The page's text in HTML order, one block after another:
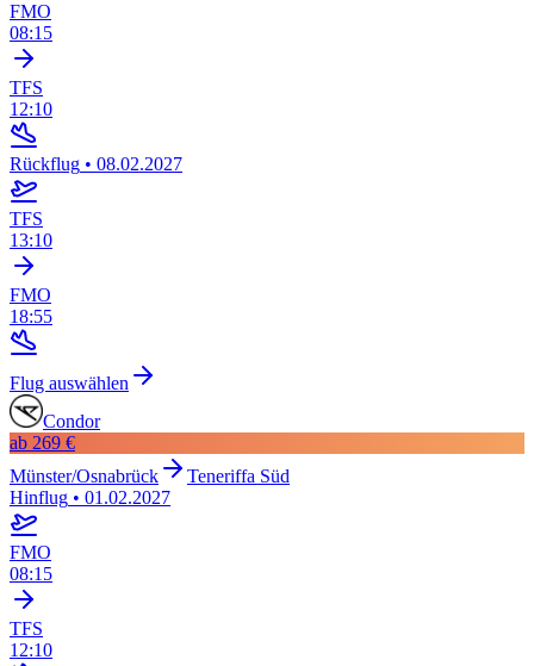
FMO
08:15
TFS
12:10
Rückflug • 08.02.2027
TFS
13:10
FMO
18:55
Flug auswählen
Condor
ab 269 €
Münster/Osnabrück
Teneriffa Süd
Hinflug • 01.02.2027
FMO
08:15
TFS
12:10